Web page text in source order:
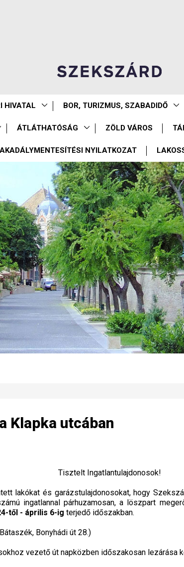
HIVATAL BOR, TURIZMUS, SZABADIDŐ
ÁTLÁTHATÓSÁG ZÖLD VÁROS
AKADÁLYMENTESÍTÉSI NYILATKOZAT
Klapka utcában
Tisztelt Ingatlantulajdonosok!
lakókat és garázstulajdonosokat, hogy
ingatlannal párhuzamosan, a löszpart
től - április 6-ig terjedő időszakban.
Bonyhádi út 28.)
vezető út napközben időszakosan lezárása